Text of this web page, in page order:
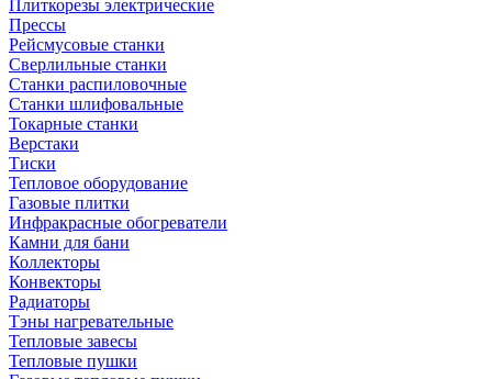
Плиткорезы электрические
Прессы
Рейсмусовые станки
Сверлильные станки
Станки распиловочные
Станки шлифовальные
Токарные станки
Верстаки
Тиски
Тепловое оборудование
Газовые плитки
Инфракрасные обогреватели
Камни для бани
Коллекторы
Конвекторы
Радиаторы
Тэны нагревательные
Тепловые завесы
Тепловые пушки